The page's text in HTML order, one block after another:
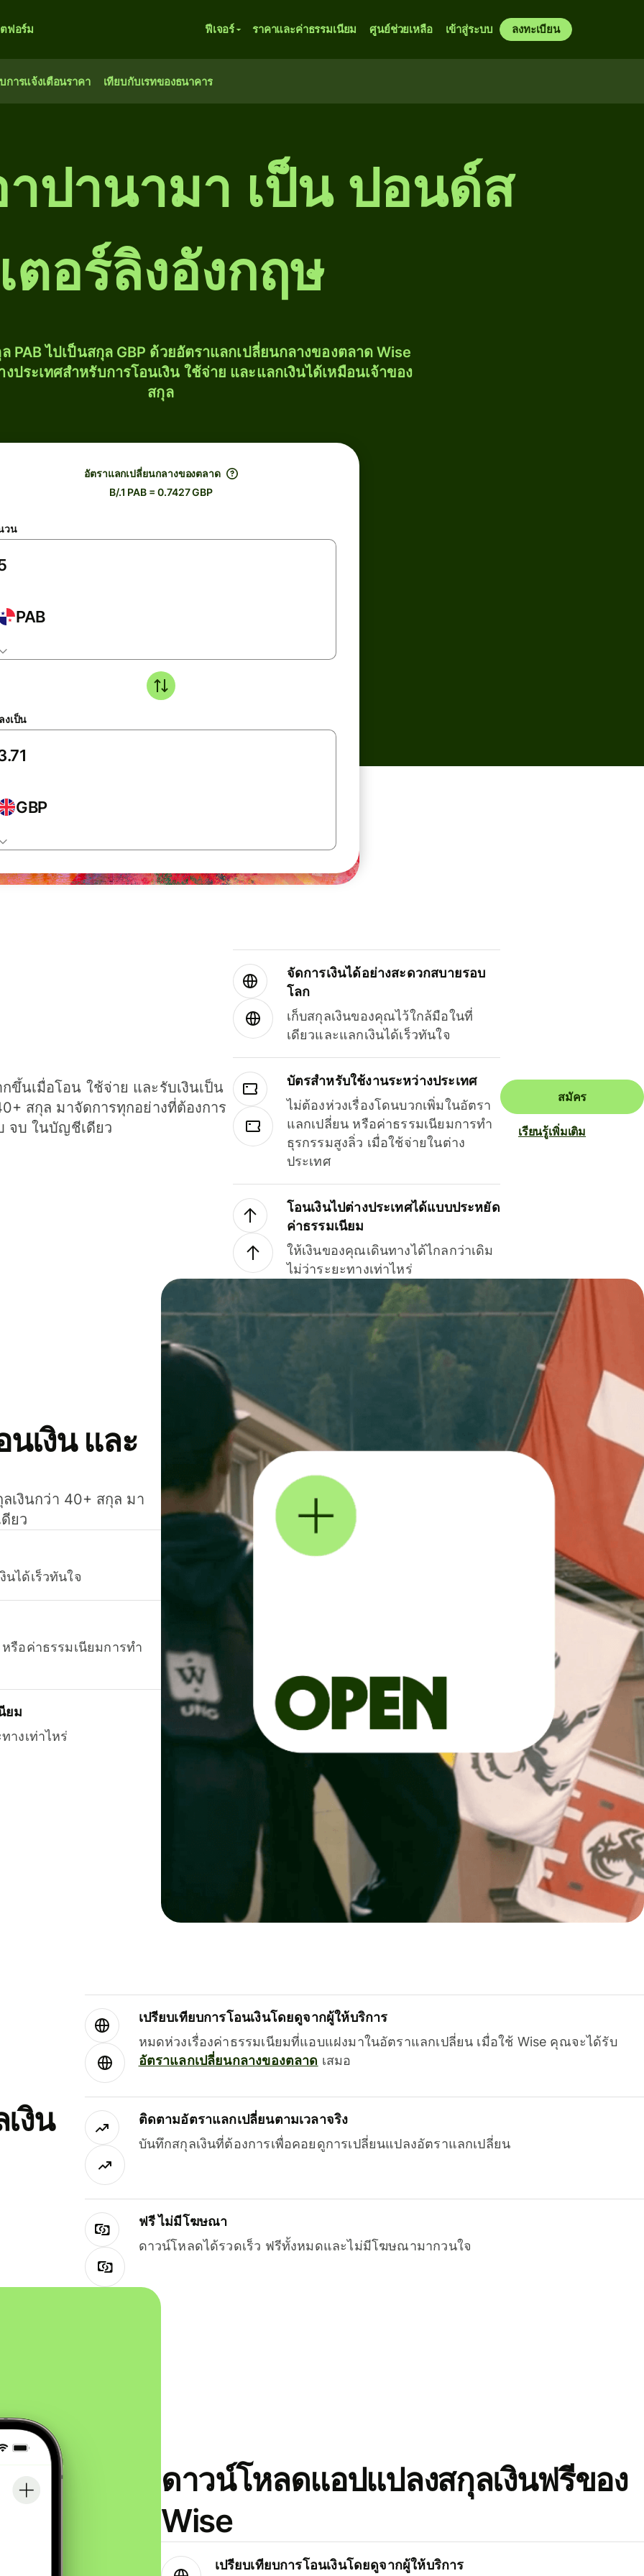
ฟอร์ม ฟีเจอร์ ราคาและค่าธรรมเนียม ศูนย์ช่วยเหลือ เข้าสู่ระบบ ลงทะเบียน
การแจ้งเตือนราคา เทียบกับเรทของธนาคาร
ปานามา เป็น ปอนด์ส
ตอร์ลิงอังกฤษ
PAB ไปเป็นสกุล GBP ด้วยอัตราแลกเปลี่ยนกลางของตลาด Wise
ประเทศสำหรับการโอนเงิน ใช้จ่าย และแลกเงินได้เหมือนเจ้าของ
สกุล
อัตราแลกเปลี่ยนกลางของตลาด
B/.1 PAB = 0.7427 GBP
วน
PAB
งเป็น
GBP
ขึ้นเมื่อโอน ใช้จ่าย และรับเงินเป็น
สกุล มาจัดการทุกอย่างที่ต้องการ
จบ ในบัญชีเดียว
จัดการเงินได้อย่างสะดวกสบายรอบ
โลก
เก็บสกุลเงินของคุณไว้ใกล้มือในที่
เดียวและแลกเงินได้เร็วทันใจ
บัตรสำหรับใช้งานระหว่างประเทศ
ไม่ต้องห่วงเรื่องโดนบวกเพิ่มในอัตรา
แลกเปลี่ยน หรือค่าธรรมเนียมการทำ
ธุรกรรมสูงลิ่ว เมื่อใช้จ่ายในต่าง
ประเทศ
โอนเงินไปต่างประเทศได้แบบประหยัด
ค่าธรรมเนียม
ให้เงินของคุณเดินทางได้ไกลกว่าเดิม
ไม่ว่าระยะทางเท่าไหร่
สมัคร
เรียนรู้เพิ่มเติม
เงิน และ
เงินกว่า 40+ สกุล มา
ยว
นได้เร็วทันใจ
รือค่าธรรมเนียมการทำ
ยม
างเท่าไหร่
งิน
เปรียบเทียบการโอนเงินโดยดูจากผู้ให้บริการ
หมดห่วงเรื่องค่าธรรมเนียมที่แอบแฝงมาในอัตราแลกเปลี่ยน เมื่อใช้ Wise คุณจะได้รับ
อัตราแลกเปลี่ยนกลางของตลาด เสมอ
ติดตามอัตราแลกเปลี่ยนตามเวลาจริง
บันทึกสกุลเงินที่ต้องการเพื่อคอยดูการเปลี่ยนแปลงอัตราแลกเปลี่ยน
ฟรี ไม่มีโฆษณา
ดาวน์โหลดได้รวดเร็ว ฟรีทั้งหมดและไม่มีโฆษณามากวนใจ
ดาวน์โหลดแอปแปลงสกุลเงินฟรีของ
Wise
เปรียบเทียบการโอนเงินโดยดูจากผู้ให้บริการ